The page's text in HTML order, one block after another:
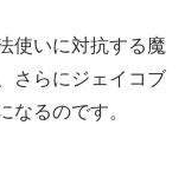
使いに対抗する魔
さらにジェイコブ
なるのです。